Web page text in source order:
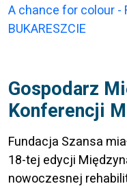
A chance for colour -
BUKARESZCIE
Gospodarz
Konferencji
Fundacja Szansa
18-tej edycji
nowoczesnej